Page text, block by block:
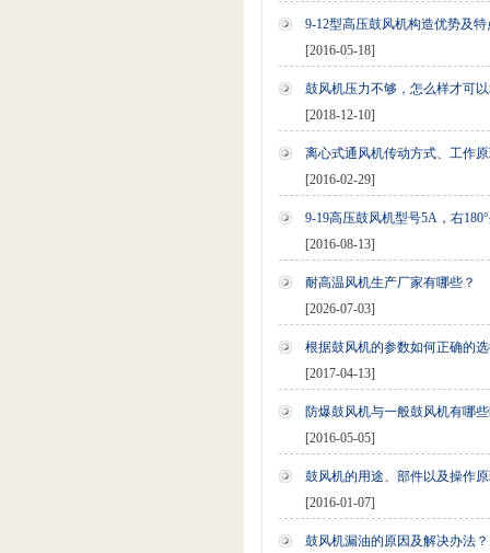
9-12型高压鼓风机构造优势及特
[2016-05-18]
鼓风机压力不够，怎么样才可
[2018-12-10]
离心式通风机传动方式、工作
[2016-02-29]
9-19高压鼓风机型号5A，右
[2016-08-13]
耐高温风机生产厂家有哪些？
[2026-07-03]
根据鼓风机的参数如何正确的
[2017-04-13]
防爆鼓风机与一般鼓风机有哪
[2016-05-05]
鼓风机的用途、部件以及操作
[2016-01-07]
鼓风机漏油的原因及解决办法？